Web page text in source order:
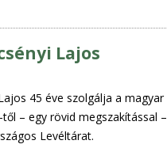
Lajos
45 éve szolgálja a magyar
– egy rövid megszakítással –
Levéltárat.